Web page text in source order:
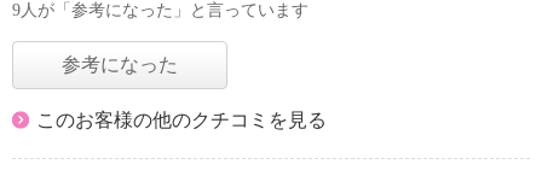
9人が「参考になった」と言っています
参考になった
このお客様の他のクチコミを見る